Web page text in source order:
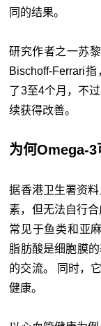
同的结果。
研究作者之一苏
Bischoff-Ferrari
了3至4个月，不
续获得改善。
为何Omega-3
据香港卫生署资
素，但无法自行
常见于鱼类和亚
脂肪酸是细胞膜
的交流。 同时，
健康。